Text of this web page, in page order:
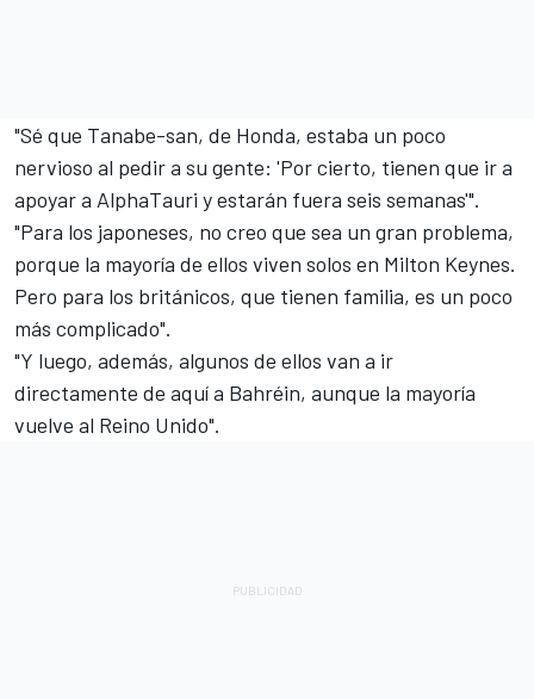
"Sé que Tanabe-san, de Honda, estaba un poco
nervioso al pedir a su gente: 'Por cierto, tienen que ir a
apoyar a AlphaTauri y estarán fuera seis semanas'".
"Para los japoneses, no creo que sea un gran problema,
porque la mayoría de ellos viven solos en Milton Keynes.
Pero para los británicos, que tienen familia, es un poco
más complicado".
"Y luego, además, algunos de ellos van a ir
directamente de aquí a Bahréin, aunque la mayoría
vuelve al Reino Unido".